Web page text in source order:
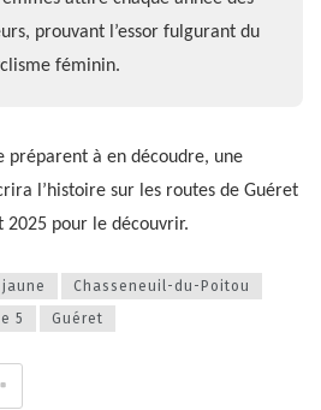
prouvant l’essor fulgurant du
féminin.
préparent à en découdre, une
l’histoire sur les routes de Guéret
2025 pour le découvrir.
Chasseneuil-du-Poitou
5 Guéret